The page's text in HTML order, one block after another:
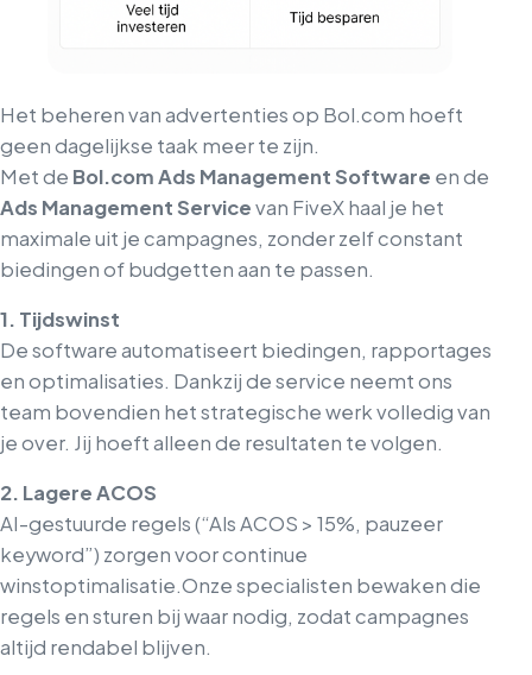
Het beheren van advertenties op Bol.com hoeft
geen dagelijkse taak meer te zijn.
Met de Bol.com Ads Management Software en de
Ads Management Servicevan FiveX haal je het
maximale uit je campagnes, zonder zelf constant
biedingen of budgetten aan te passen.
1. Tijdswinst
De software automatiseert biedingen, rapportages
en optimalisaties. Dankzij de service neemt ons
team bovendien het strategische werk volledig van
je over. Jij hoeft alleen de resultaten te volgen.
2. Lagere ACOS
AI-gestuurde regels (“Als ACOS > 15%, pauzeer
keyword”) zorgen voor continue
winstoptimalisatie.Onze specialisten bewaken die
regels en sturen bij waar nodig, zodat campagnes
altijd rendabel blijven.